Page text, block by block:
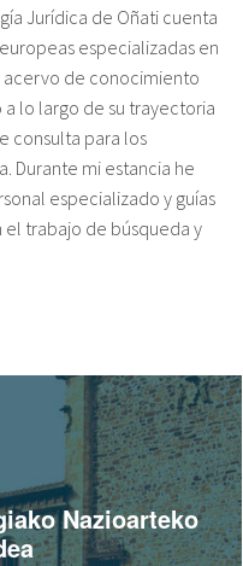
Jurídica de Oñati cuenta
especializadas en
de conocimiento
lo largo de su trayectoria
consulta para los
Durante mi estancia he
especializado y guías
trabajo de búsqueda y
Nazioarteko